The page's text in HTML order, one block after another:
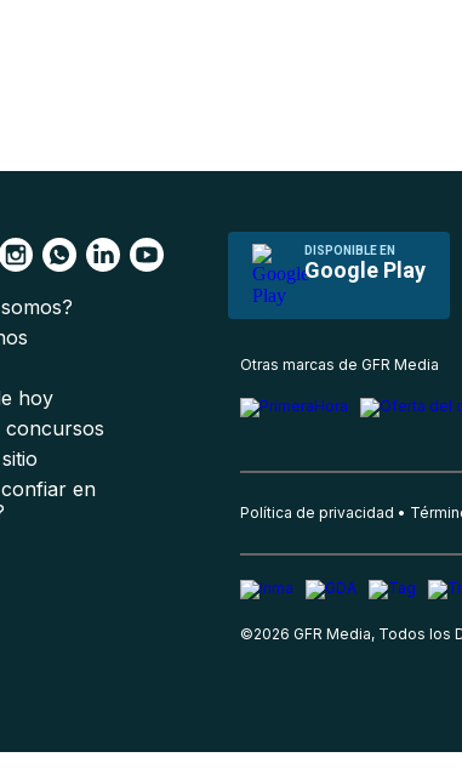
DISPONIBLE EN
Google Play
hoy
concursos
en
Otras marcas de GFR Media
Política de privacidad
©2026 GFR Media, Todos los